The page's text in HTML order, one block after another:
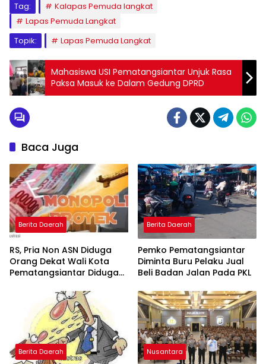
Tag:
Kalapas Pemuda langkat
Lapas Pemuda Langkat
Topik:
Lapas Pemuda Langkat
Mahasiswa USI Pematangsiantar Unjuk Rasa
Paksa Masuk ke Dalam Gedung DPRD
Baca Juga
Berita Daerah
RS, Pria Non ASN Diduga
Orang Dekat Wali Kota
Pematangsiantar Diduga
Kontraktor
Berita Daerah
Pemko Pematangsiantar
Diminta Buru Pelaku Jual
Beli Badan Jalan Pada PKL
Berita Daerah Nusantara